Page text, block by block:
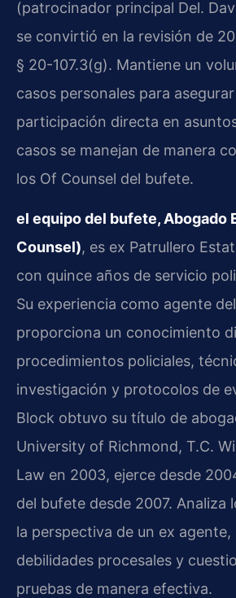
(patrocinador principal Del.
se convirtió en la revisión de
§ 20-107.3(g). Mantiene un
casos personales para
participación directa en
casos se manejan de manera
los Of Counsel del bufete.
el equipo del bufete, Abogado
Counsel), es ex Patrullero
con quince años de servicio
Su experiencia como agente
proporciona un conocimiento
procedimientos policiales,
investigación y protocolos de
Block obtuvo su título de
University of Richmond, T.C.
Law en 2003, ejerce desde
del bufete desde 2007. Analiza
la perspectiva de un ex
debilidades procesales y
pruebas de manera efectiva.